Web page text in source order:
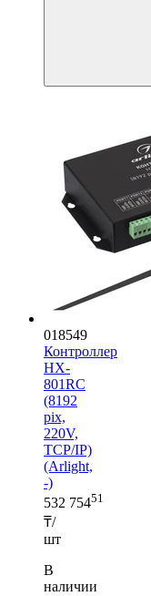
018549
Контроллер
HX-
801RC
(8192
pix,
220V,
TCP/IP)
(Arlight,
-)
532 75451
₸/
шт
В
наличии